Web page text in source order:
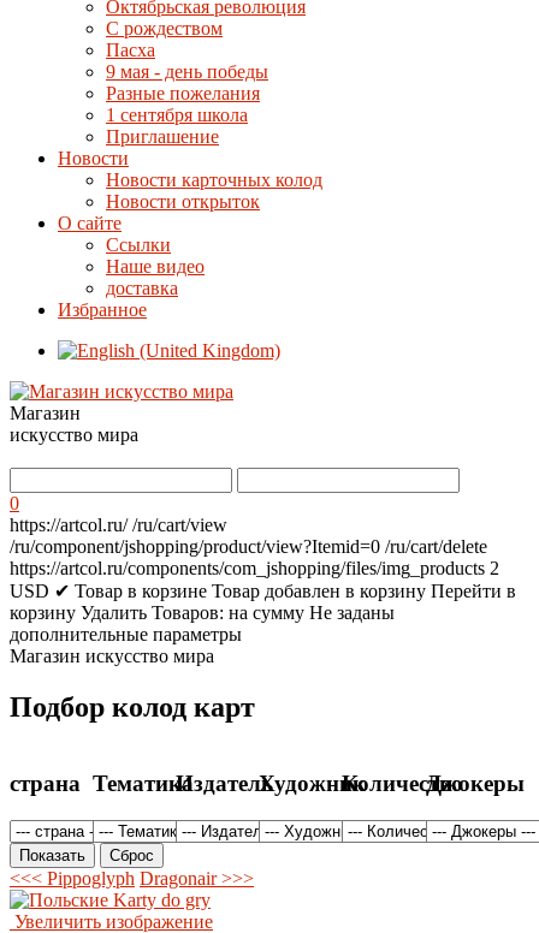
Октябрьская революция
С рождеством
Пасха
9 мая - день победы
Разные пожелания
1 сентября школа
Приглашение
Новости
Новости карточных колод
Новости открыток
О сайте
Ссылки
Наше видео
доставка
Избранное
Магазин
искусство мира
0
https://artcol.ru/ /ru/cart/view
/ru/component/jshopping/product/view?Itemid=0 /ru/cart/delete
https://artcol.ru/components/com_jshopping/files/img_products 2
USD ✔ Товар в корзине Товар добавлен в корзину Перейти в
корзину Удалить Товаров: на сумму Не заданы
дополнительные параметры
Магазин искусство мира
Подбор колод карт
страна ТематикаИздательХудожникКоличествоДжокеры
<<< Pippoglyph Dragonair >>>
Увеличить изображение